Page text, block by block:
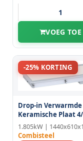
VOEG TOE
-25% KORTING
Drop-in Verwarmde
Keramische Plaat
Combisteel